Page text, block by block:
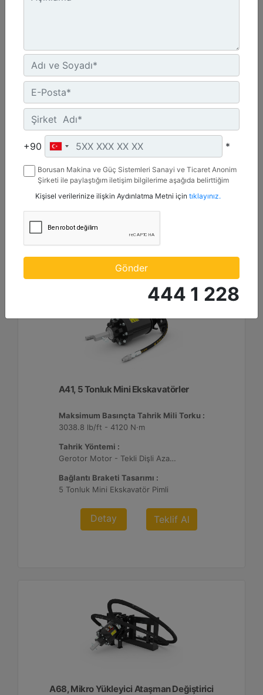
A41, 3 Tonluk Mini Ekskavatörler
Maksimum Basınçta Tahrik Mili Torku :
Tahrik Yöntemi :
Gerotor Motor - Tekli Dişli Azaltma
Bağlantı Braketi Tasarımı :
A41, 5 Tonluk Mini Ekskavatörler
Maksimum Basınçta Tahrik Mili Torku :
3038.8 lb/ft - 4120 N·m
Tahrik Yöntemi :
Gerotor Motor - Tekli Dişli Azaltma
Bağlantı Braketi Tasarımı :
5 Tonluk Mini Ekskavatör Pimli
Detay Teklif Al
A68, Mikro Yükleyici Ataşman Değiştirici
+90 *
Borusan Makina ve Güç Sistemleri Sanayi ve Ticaret Anonim
Şirketi ile paylaştığım iletişim bilgilerime aşağıda belirttiğim
mesaj gönderilmesine izin veriyorum.
Kişisel verilerinize ilişkin Aydınlatma Metni için tıklayınız.
Gönder
444 1 228